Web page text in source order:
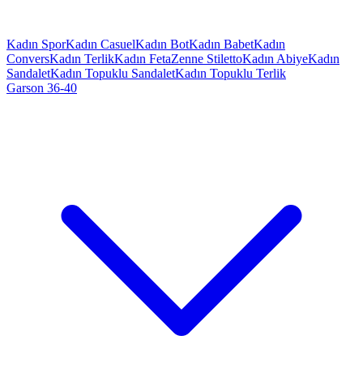
Kadın SporKadın CasuelKadın BotKadın BabetKadın
ConversKadın TerlikKadın FetaZenne StilettoKadın AbiyeKadın
SandaletKadın Topuklu SandaletKadın Topuklu Terlik
Garson 36-40